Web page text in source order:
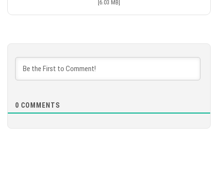
[6.03 MB]
0 COMMENTS